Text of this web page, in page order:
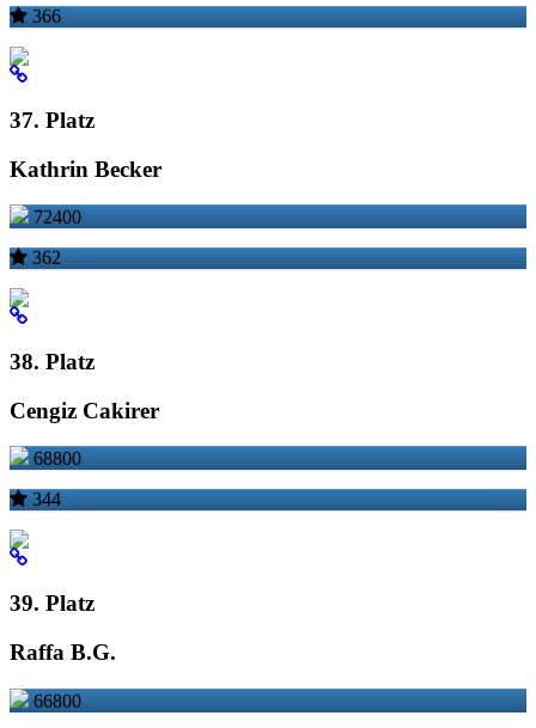
366
37. Platz
Kathrin Becker
72400
362
38. Platz
Cengiz Cakirer
68800
344
39. Platz
Raffa B.G.
66800